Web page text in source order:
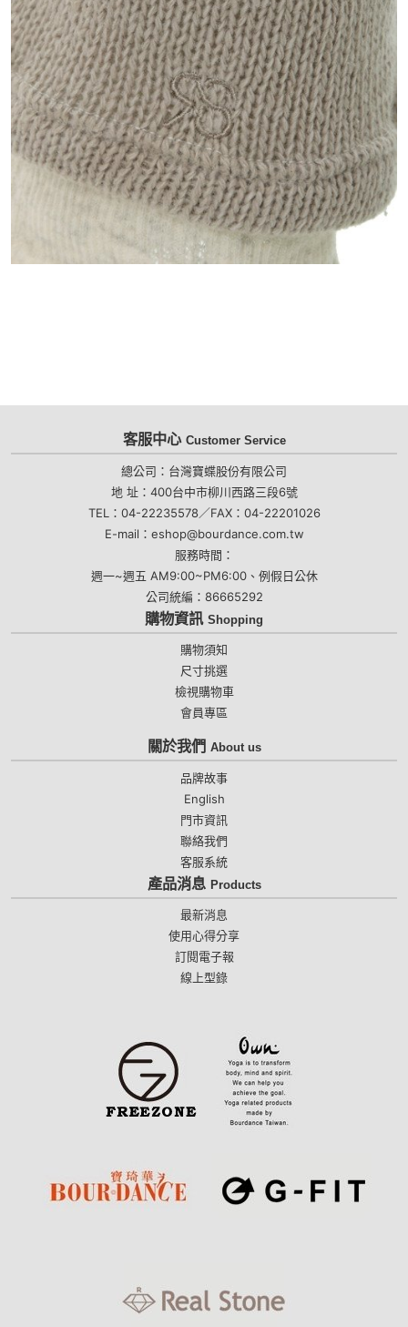
客服中心 Customer Service
總公司：台灣寶蝶股份有限公司
地 址：400台中市柳川西路三段6號
TEL：04-22235578／FAX：04-22201026
E-mail：eshop@bourdance.com.tw
服務時間：
週一~週五 AM9:00~PM6:00、例假日公休
公司統編：86665292
購物資訊 Shopping
購物須知
尺寸挑選
檢視購物車
會員專區
關於我們 About us
品牌故事
English
門市資訊
聯絡我們
客服系統
產品消息 Products
最新消息
使用心得分享
訂閱電子報
線上型錄